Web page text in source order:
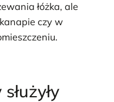
łóżka, ale
czy w